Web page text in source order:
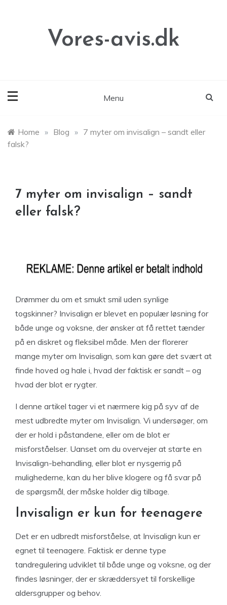
Vores-avis.dk
Menu
Home » Blog » 7 myter om invisalign – sandt eller
falsk?
7 myter om invisalign – sandt
eller falsk?
Drømmer du om et smukt smil uden synlige
togskinner? Invisalign er blevet en populær løsning for
både unge og voksne, der ønsker at få rettet tænder
på en diskret og fleksibel måde. Men der florerer
mange myter om Invisalign, som kan gøre det svært at
finde hoved og hale i, hvad der faktisk er sandt – og
hvad der blot er rygter.
I denne artikel tager vi et nærmere kig på syv af de
mest udbredte myter om Invisalign. Vi undersøger, om
der er hold i påstandene, eller om de blot er
misforståelser. Uanset om du overvejer at starte en
Invisalign-behandling, eller blot er nysgerrig på
mulighederne, kan du her blive klogere og få svar på
de spørgsmål, der måske holder dig tilbage.
Invisalign er kun for teenagere
Det er en udbredt misforståelse, at Invisalign kun er
egnet til teenagere. Faktisk er denne type
tandregulering udviklet til både unge og voksne, og der
findes løsninger, der er skræddersyet til forskellige
aldersgrupper og behov.